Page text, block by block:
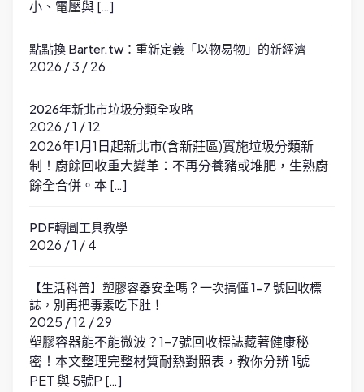
小、電壓與 […]
點點換 Barter.tw：重新定義「以物易物」的新經濟
2026 / 3 / 26
2026年新北市垃圾分類全攻略
2026 / 1 / 12
2026年1月1日起新北市(含新莊區)實施垃圾分類新
制！廚餘回收重大變革：不再分養豬或堆肥，生熟廚
餘全合併。本 […]
PDF轉圖工具教學
2026 / 1 / 4
【生活科普】塑膠容器安全嗎？一次搞懂 1-7 號回收標
誌，別再把毒素吃下肚！
2025 / 12 / 29
塑膠容器能不能微波？1-7號回收標誌藏著健康秘
密！本文整理完整材質耐熱對照表，教你分辨 1號
PET 與 5號P […]